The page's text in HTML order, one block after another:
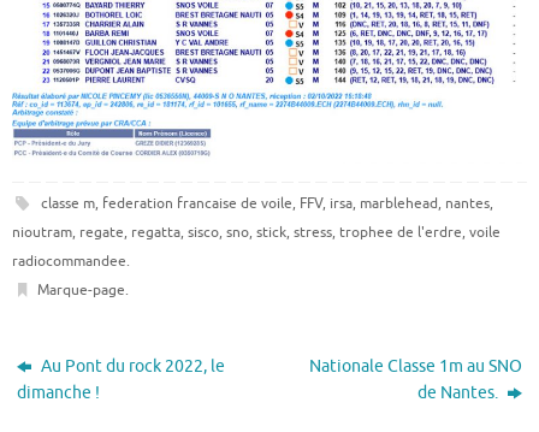
classe m, federation francaise de voile, FFV, irsa, marblehead, nantes,
nioutram, regate, regatta, sisco, sno, stick, stress, trophee de l'erdre, voile
radiocommandee.
Marque-page.
Au Pont du rock 2022, le
dimanche !
Nationale Classe 1m au SNO
de Nantes.